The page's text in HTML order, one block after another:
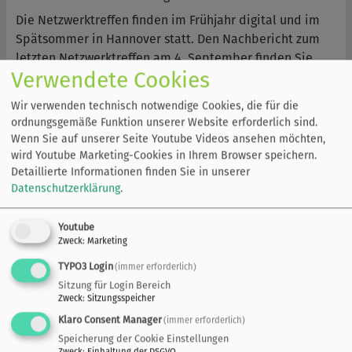
Die Netzwerktreffen finden im Frühjahr digital und im
Spätsommer in Hannover statt. Den Nachbericht zum
letzten Netzwerktreffen am 4. September finden Sie
hier. Wenn Sie Teil des Netzwerks werden möchten,
Arbeitskreis Hitzeschutz
Für den Bereich Hitzeschutz wurde im Anschluss an das
8. Netzwerktreffen des Klimafolgenanpassungsnetzwerk
am 4. September 2025 ein Arbeitskreis Hitzeschutz
gegründet. Dieser trifft sich regelmäßig zu digitalen
Treffen, um gemeinsam Lösungen im Umgang mit der
zunehmenden Hitze zu erarbeiten.
Wenn Sei Interesse haben, dem Arbeitskreis noch
beizutreten, wenden Sie sich an die
Ansprechpartnerinnen für den Bereich Hitzeschutz.
Verwendete Cookies
Wir verwenden technisch notwendige Cookies, die für die
ordnungsgemäße Funktion unserer Website erforderlich sind.
Wenn Sie auf unserer Seite Youtube Videos ansehen möchten,
wird Youtube Marketing-Cookies in Ihrem Browser speichern.
Detaillierte Informationen finden Sie in unserer
Datenschutzerklärung.
Youtube
Zweck: Marketing
TYPO3 Login(immer erforderlich)
Sitzung für Login Bereich
Zweck: Sitzungsspeicher
Klaro Consent Manager(immer erforderlich)
Speicherung der Cookie Einstellungen